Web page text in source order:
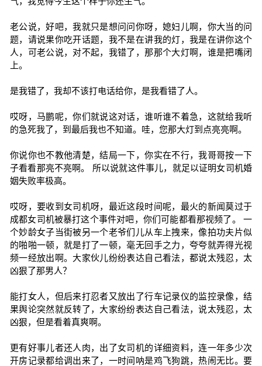
老公说，好吧，我就只是想问问你呀，媳妇儿啊，你大当的问
题，请说果你吃开话题，我不是在讲我的灯，我是在讲你这个
人，可老公说，对不起，我错了，那那个大灯啊，谁是把嘴闭
上。
是我错了，我却不该打电话给你，是我看错了人。
哎呀，马鹏呢，你们就说这对话，谁听谁不着急，这就给我听
的急死我了，到最后我也不知道。哇，您那大灯到点亮亮啊。
你说你也不教他清楚，结局一下，你实在不行，我哥哥按一下
子看看那亮不亮啊。 所以说就这件事儿，就足以证明女司机婚
姻失败率极高。
哎呀，要收到女司机呀，最近这段时间呢，最火的新闻莫过于
成都女司机被暴打这个事件对吧，你们可能都看那视频了。 一
个妙龄女子当街被另一个老爷们儿从车上拽来，像拍功夫片似
的啪啪一顿，就是打了一顿，毫无回手之力，夸夸就弄得光视
频一经放出啊。大家伙儿纷纷表达自己看法，都说太残忍，太
凶狠了那男人？
能打女人，但后来打忍者又放出了行车记录仪的监控录像，结
果舆论突然就反转了，大家纷纷表达自己看法，说太残忍，太
凶狠，但是看着真爽啊。
更有好事儿者还人肉，出了女司机的详细资料，连一年多少次
开房记录都给调出来了，一时间呐是鸡飞狗跳，热闹无比。要